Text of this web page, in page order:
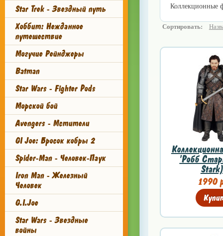
Star Trek - Звездный путь
Хоббит: Нежданное
путешествие
Могучие Рейнджеры
Batman
Star Wars - Fighter Pods
Морской бой
Avengers - Мстители
GI Joe: Бросок кобры 2
Spider-Man - Человек-Паук
Iron Man - Железный
Человек
G.I.Joe
Star Wars - Звездные
войны
Коллекционные
Сортировать:
'Робб
1990